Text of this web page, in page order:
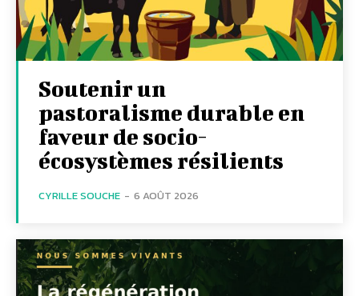
Soutenir un
pastoralisme durable en
faveur de socio-
écosystèmes résilients
CYRILLE SOUCHE - 6 AOÛT 2026